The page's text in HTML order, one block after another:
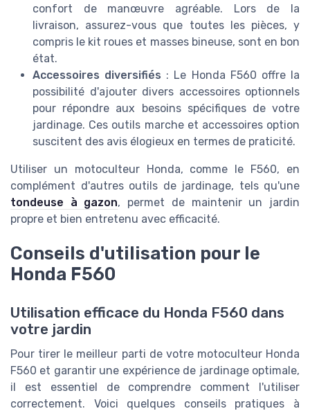
confort de manœuvre agréable. Lors de la
livraison, assurez-vous que toutes les pièces, y
compris le kit roues et masses bineuse, sont en bon
état.
Accessoires diversifiés : Le Honda F560 offre la
possibilité d'ajouter divers accessoires optionnels
pour répondre aux besoins spécifiques de votre
jardinage. Ces outils marche et accessoires option
suscitent des avis élogieux en termes de praticité.
Utiliser un motoculteur Honda, comme le F560, en
complément d'autres outils de jardinage, tels qu'une
tondeuse à gazon, permet de maintenir un jardin
propre et bien entretenu avec efficacité.
Conseils d'utilisation pour le
Honda F560
Utilisation efficace du Honda F560 dans
votre jardin
Pour tirer le meilleur parti de votre motoculteur Honda
F560 et garantir une expérience de jardinage optimale,
il est essentiel de comprendre comment l'utiliser
correctement. Voici quelques conseils pratiques à